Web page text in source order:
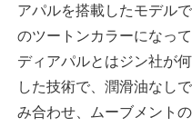
アパルを搭載したモデル
のツートンカラーになって
ディアパルとはジン社が
した技術で、潤滑油なし
み合わせ、ムーブメント